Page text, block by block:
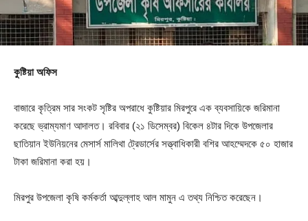
কুষ্টিয়া অফিস
বাজারে কৃত্রিম সার সংকট সৃষ্টির অপরাধে কুষ্টিয়ার মিরপুরে এক ব্যবসায়িকে জরিমানা
করেছে ভ্রাম্যমাণ আদালত। রবিবার (২১ ডিসেম্বর) বিকেল ৪টার দিকে উপজেলার
ছাতিয়ান ইউনিয়নের মেসার্স মালিথা ট্রেডার্সের সত্ত্বাধিকারী বশির আহম্মেদকে ৫০ হাজার
টাকা জরিমানা করা হয়।
মিরপুর উপজেলা কৃষি কর্মকর্তা আব্দুল্লাহ আল মামুন এ তথ্য নিশ্চিত করেছেন।